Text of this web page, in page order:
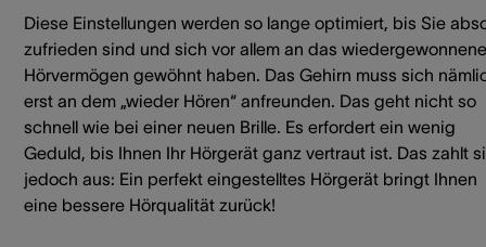
Diese Einstellungen werden so lange optimiert, bis Sie
zufrieden sind und sich vor allem an das wiedergewonnene
Hörvermögen gewöhnt haben. Das Gehirn muss sich
erst an dem „wieder Hören“ anfreunden. Das geht nicht so
schnell wie bei einer neuen Brille. Es erfordert ein wenig
Geduld, bis Ihnen Ihr Hörgerät ganz vertraut ist. Das zahlt
jedoch aus: Ein perfekt eingestelltes Hörgerät bringt Ihnen
eine bessere Hörqualität zurück!